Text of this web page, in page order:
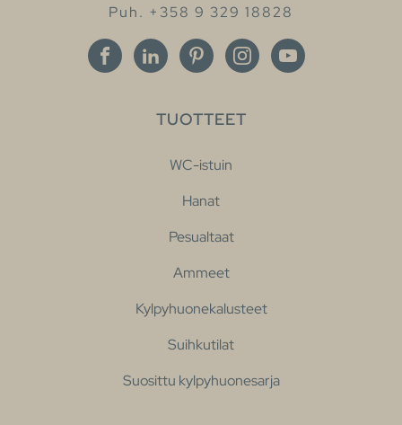
Puh. +358 9 329 18828
TUOTTEET
WC-istuin
Hanat
Pesualtaat
Ammeet
Kylpyhuonekalusteet
Suihkutilat
Suosittu kylpyhuonesarja